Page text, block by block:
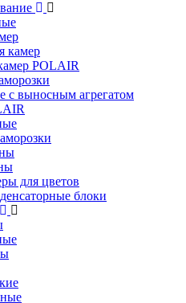
камер
POLAIR
с выносным агрегатом
для цветов
блоки